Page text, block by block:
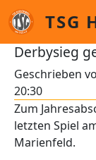
Direkt zum Inhalt
TSG
Derbysieg
Geschrieben
20:30
Zum
letzten Spiel
Marienfeld.